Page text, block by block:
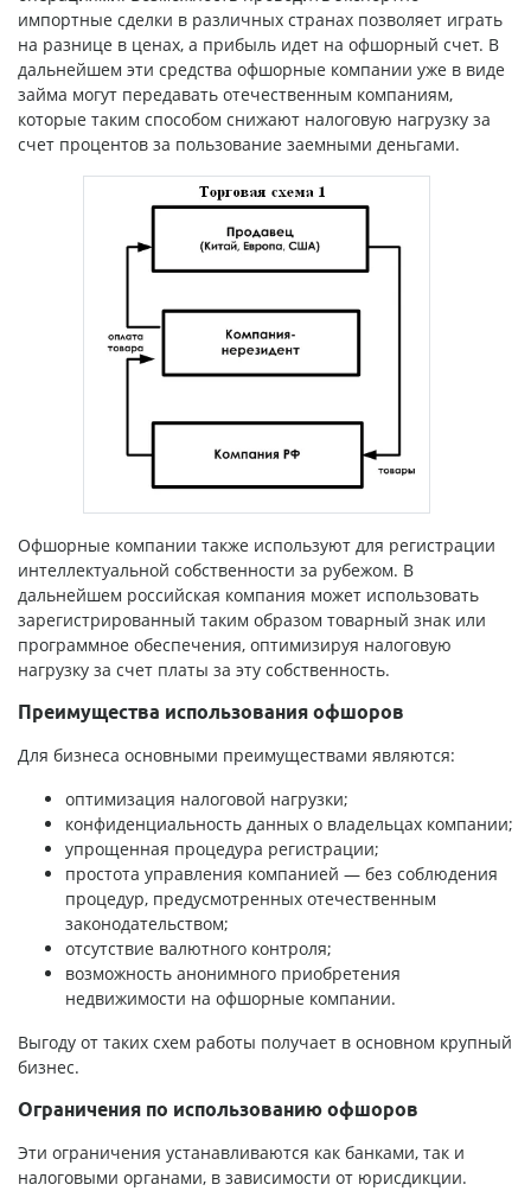
импортные сделки в различных странах позволяет играть
на разнице в ценах, а прибыль идет на офшорный счет. В
дальнейшем эти средства офшорные компании уже в виде
займа могут передавать отечественным компаниям,
которые таким способом снижают налоговую нагрузку за
счет процентов за пользование заемными деньгами.
Офшорные компании также используют для регистрации
интеллектуальной собственности за рубежом. В
дальнейшем российская компания может использовать
зарегистрированный таким образом товарный знак или
программное обеспечения, оптимизируя налоговую
нагрузку за счет платы за эту собственность.
Преимущества использования офшоров
Для бизнеса основными преимуществами являются:
оптимизация налоговой нагрузки;
конфиденциальность данных о владельцах компании;
упрощенная процедура регистрации;
простота управления компанией — без соблюдения
процедур, предусмотренных отечественным
законодательством;
отсутствие валютного контроля;
возможность анонимного приобретения
недвижимости на офшорные компании.
Выгоду от таких схем работы получает в основном крупный
бизнес.
Ограничения по использованию офшоров
Эти ограничения устанавливаются как банками, так и
налоговыми органами, в зависимости от юрисдикции.